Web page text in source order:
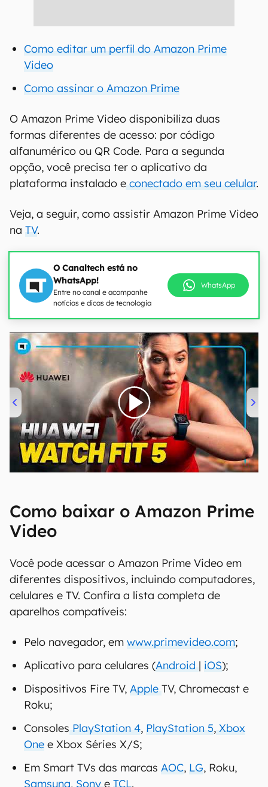
Como editar um perfil do Amazon Prime
Video
Como assinar o Amazon Prime
O Amazon Prime Video disponibiliza duas
formas diferentes de acesso: por código
alfanumérico ou QR Code. Para a segunda
opção, você precisa ter o aplicativo da
plataforma instalado e conectado em seu celular.
Veja, a seguir, como assistir Amazon Prime Video
na TV.
O Canaltech está no
WhatsApp!
Entre no canal e acompanhe
notícias e dicas de tecnologia
WhatsApp
00:00/04:51
Como baixar o Amazon Prime
Video
Você pode acessar o Amazon Prime Video em
diferentes dispositivos, incluindo computadores,
celulares e TV. Confira a lista completa de
aparelhos compatíveis:
Pelo navegador, em www.primevideo.com;
Aplicativo para celulares (Android | iOS);
Dispositivos Fire TV, Apple TV, Chromecast e
Roku;
Consoles PlayStation 4, PlayStation 5, Xbox
One e Xbox Séries X/S;
Em Smart TVs das marcas AOC, LG, Roku,
Samsung, Sony e TCL.